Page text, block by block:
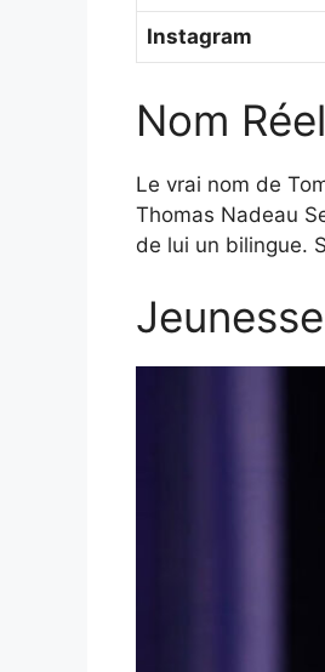
Instagram
Nom Réel
Le vrai nom de
Thomas Nadeau
de lui un bilingue.
Jeunesse